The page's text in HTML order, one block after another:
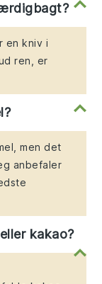
en kniv i
ren, er
men det
anbefaler
kakao?